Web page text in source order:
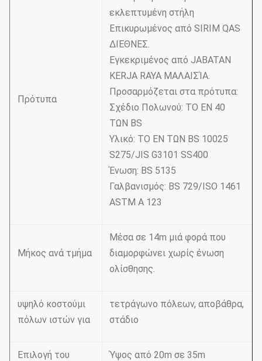
Πρότυπα
εκλεπτυμένη στήλη
Επικυρωμένος από SIRIM QAS
ΔΙΕΘΝΕΣ.
Εγκεκριμένος από JABATAN
KERJA RAYA ΜΑΛΑΙΣΊΑ.
Προσαρμόζεται στα πρότυπα:
Σχέδιο Πολωνού: ΤΟ EN 40
ΤΩΝ BS
Υλικό: ΤΟ EN ΤΩΝ BS 10025
S275/JIS G3101 SS400
Ένωση: BS 5135
Γαλβανισμός: BS 729/ISO 1461
ASTM Α 123
Μήκος ανά τμήμα
Μέσα σε 14m μιά φορά που
διαμορφώνει χωρίς ένωση
ολίσθησης.
υψηλό κοστούμι
πόλων ιστών για
τετράγωνο πόλεων, αποβάθρα,
στάδιο
Επιλογή του
Ύψος από 20m σε 35m